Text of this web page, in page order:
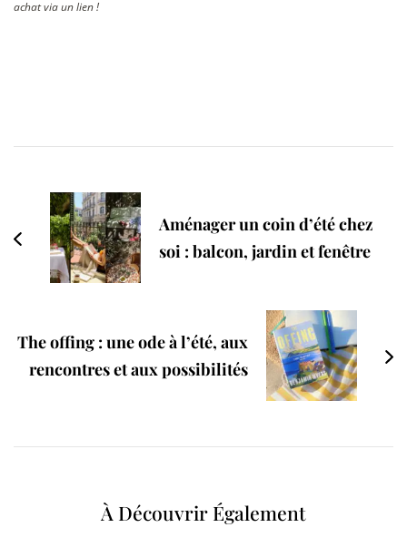
achat via un lien !
Navigation
Aménager un coin d’été chez
soi : balcon, jardin et fenêtre
The offing : une ode à l’été, aux
rencontres et aux possibilités
À Découvrir Également